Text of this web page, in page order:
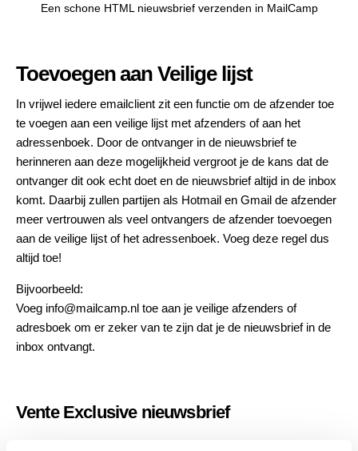
Een schone HTML nieuwsbrief verzenden in MailCamp
Toevoegen aan Veilige lijst
In vrijwel iedere emailclient zit een functie om de afzender toe
te voegen aan een veilige lijst met afzenders of aan het
adressenboek. Door de ontvanger in de nieuwsbrief te
herinneren aan deze mogelijkheid vergroot je de kans dat de
ontvanger dit ook echt doet en de nieuwsbrief altijd in de inbox
komt. Daarbij zullen partijen als Hotmail en Gmail de afzender
meer vertrouwen als veel ontvangers de afzender toevoegen
aan de veilige lijst of het adressenboek. Voeg deze regel dus
altijd toe!
Bijvoorbeeld:
Voeg info@mailcamp.nl toe aan je veilige afzenders of
adresboek om er zeker van te zijn dat je de nieuwsbrief in de
inbox ontvangt.
Vente Exclusive nieuwsbrief